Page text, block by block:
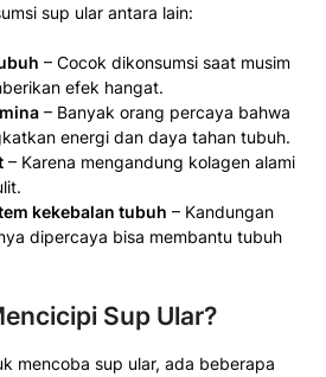
sup ular antara lain:
– Cocok dikonsumsi saat musim
efek hangat.
– Banyak orang percaya bahwa
energi dan daya tahan tubuh.
– Karena mengandung kolagen alami
kekebalan tubuh – Kandungan
dipercaya bisa membantu tubuh
Sup Ular?
mencoba sup ular, ada beberapa